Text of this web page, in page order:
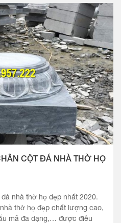
CỘT ĐÁ NHÀ THỜ HỌ
nhà thờ họ đẹp nhất 2020.
thờ họ đẹp chất lượng cao,
mã đa dạng,… được điêu